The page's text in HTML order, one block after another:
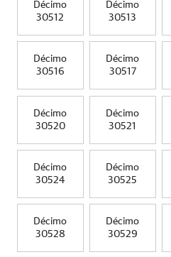
Décimo
30512
Décimo
30513
Décimo
30516
Décimo
30517
Décimo
30520
Décimo
30521
Décimo
30524
Décimo
30525
Décimo
30528
Décimo
30529